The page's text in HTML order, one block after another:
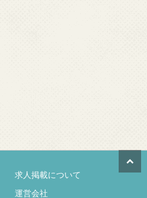
求人掲載について
運営会社